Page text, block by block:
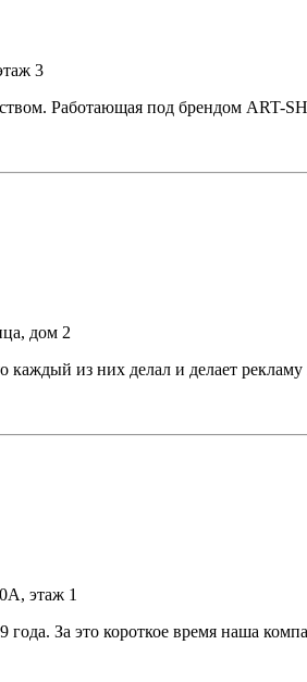
3
Работающая под брендом ART-
дом 2
из них делал и делает
этаж 1
За это короткое время наша